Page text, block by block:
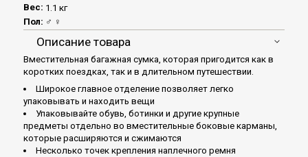
Вес: 1.1 кг
Пол: ♂ ♀
Описание товара
Вместительная багажная сумка, которая пригодится как в
коротких поездках, так и в длительном путешествии.
Широкое главное отделение позволяет легко
упаковывать и находить вещи
Упаковывайте обувь, ботинки и другие крупные
предметы отдельно во вместительные боковые карманы,
которые расширяются и сжимаются
Несколько точек крепления наплечного ремня